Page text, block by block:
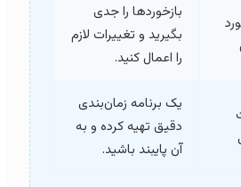
بازخوردها را جدی
بگیرید و تغییرات لازم
را اعمال کنید.
یک برنامه زمان‌بندی
دقیق تهیه کرده و به
آن پایبند باشید.